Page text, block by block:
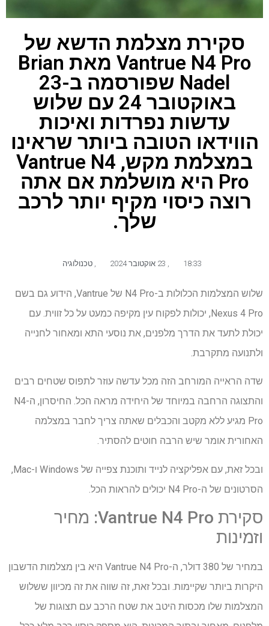
סקירת מצלמת הדשא של
Vantrue N4 Pro מאת Brian
Nadel שפורסמה ב-23
באוקטובר 24 עם שלוש
עדשות נפרדות ואיכות
הווידאו הטובה ביותר שראינו
במצלמת מקש, Vantrue N4
Pro היא מושלמת אם אתה
רוצה כיסוי מקיף יותר לרכב
שלך.
18:33 טכנולוגיה
שלוש המצלמות הכלולות ב-N4 Pro של Vantrue, הידוע גם בשם
Nexus 4 Pro, יכולות לפקוח עין מקיפה כמעט על כל זווית. עם
יכולת לתעד את הדרך מלפנים, את נוסעי התא ומאחור לחנייה
ולתנועה מתקרבת.
שדה הראייה המורחב הזה מכל עדשה עוזר לתפוס שטחים רבים
והתצוגה הרחבה במיוחד של היחידה מראה הכל. החיסרון, ה-N4
Pro מגיע ללא מקטב והכבלים שאתה צריך לחבר במצלמה
האחורית אומר שיש הרבה חוטים להסתיר.
ובכל זאת, עם אפליקציה לנייד ותוכנת צפייה של Windows ו-Mac,
הסרטונים של ה-N4 Pro יכולים להראות הכל.
סקירת Vantrue N4 Pro: מחיר
וזמינות
במחיר של 380 דולר, ה-Vantrue N4 Pro היא בין מצלמות הדשבון
היקרות ביותר שקיימות. ובכל זאת, זה שווה את זה מכיוון ששלוש
המצלמות שלו מכסות היטב את שטח הרכב עם תצוגות של